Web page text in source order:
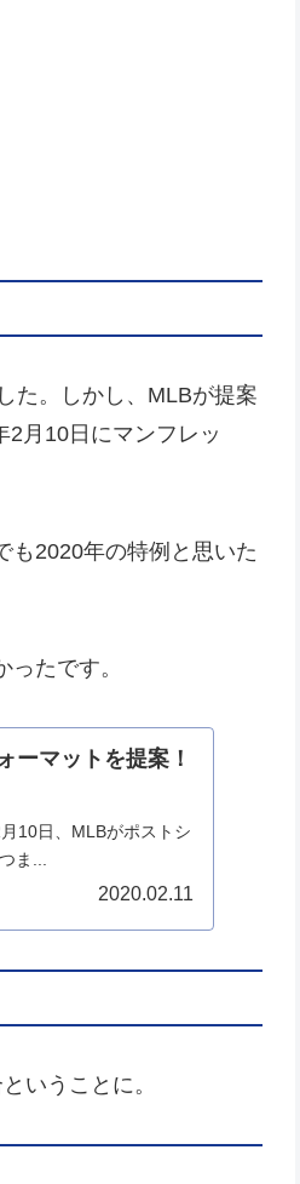
た。しかし、MLBが提案
2月10日にマンフレッ
2020年の特例と思いた
たです。
ーマットを提案！
10日、MLBがポストシ
ま...
2020.02.11
いうことに。